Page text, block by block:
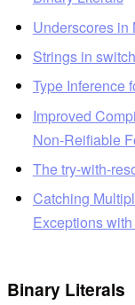
Underscores in
Strings in
Type Inference
Improved
Non-Reifiable
The try-with-
Catching
Exceptions
Binary Literals